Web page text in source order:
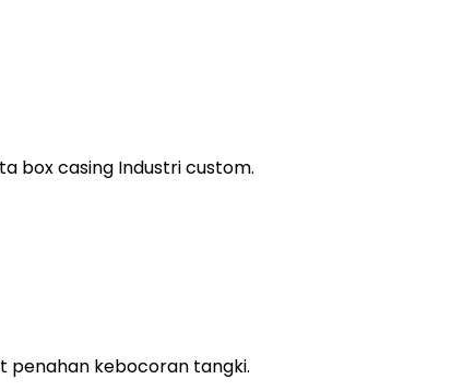
box casing Industri custom.
penahan kebocoran tangki.